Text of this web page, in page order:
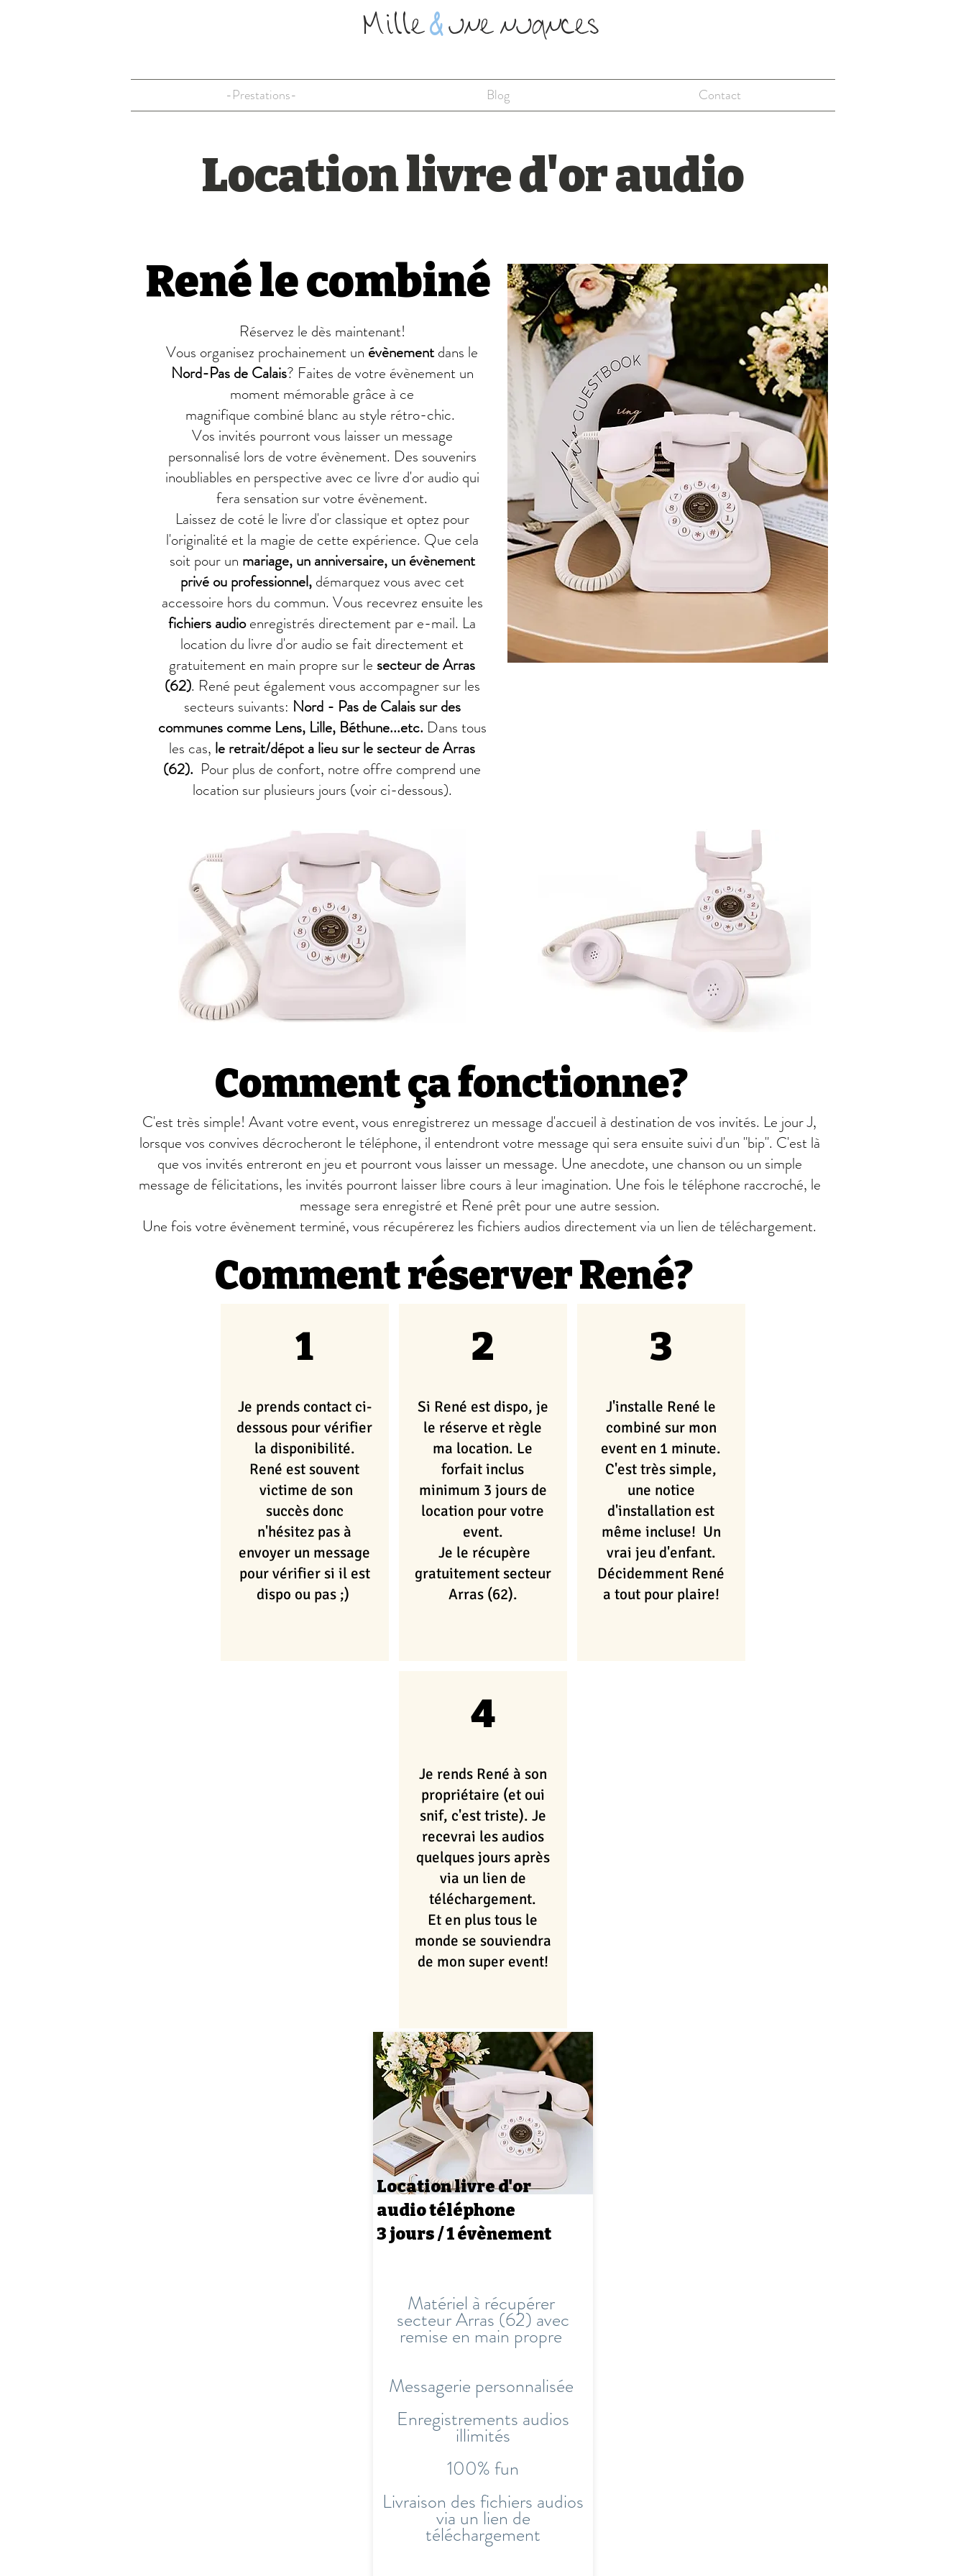
Mille&une nuances
-Prestations- Blog Contact
Location livre d'or audio
René le combiné
Réservez le dès maintenant!
Vous organisez prochainement un évènementdans le
Nord-Pas de Calais? Faites de votre évènement un
moment mémorable grâce à ce
magnifique combiné blanc au style rétro-chic.
Vos invités pourront vous laisser un message
personnalisé lors de votre évènement. Des souvenirs
inoubliables en perspective avec ce livre d'or audio qui
fera sensation sur votre évènement.
Laissez de coté le livre d'or classique et optez pour
l'originalité et la magie de cette expérience. Que cela
soit pour un mariage, un anniversaire, un évènement
privé ou professionnel,démarquez vous avec cet
accessoire hors du commun. Vous recevrez ensuite les
fichiers audioenregistrés directement par e-mail. La
location du livre d'or audio se fait directement et
gratuitement en main propre sur le secteur de Arras
(62). René peut également vous accompagner sur les
secteurs suivants: Nord - Pas de Calais sur des
communes comme Lens, Lille, Béthune...etc. Dans tous
les cas, le retrait/dépot a lieu sur le secteur de Arras
(62). Pour plus de confort, notre offre comprend une
location sur plusieurs jours (voir ci-dessous).
Comment ça fonctionne?
C'est très simple! Avant votre event, vous enregistrerez un message d'accueil à destination de vos invités. Le jour J,
lorsque vos convives décrocheront le téléphone, il entendront votre message qui sera ensuite suivi d'un "bip". C'est là
que vos invités entreront en jeu et pourront vous laisser un message. Une anecdote, une chanson ou un simple
message de félicitations, les invités pourront laisser libre cours à leur imagination. Une fois le téléphone raccroché, le
message sera enregistré et René prêt pour une autre session.
Une fois votre évènement terminé, vous récupérerez les fichiers audios directement via un lien de téléchargement.
Comment réserver René?
1
Je prends contact ci-
dessous pour vérifier
la disponibilité.
René est souvent
victime de son
succès donc
n'hésitez pas à
envoyer un message
pour vérifier si il est
dispo ou pas ;)
2
Si René est dispo, je
le réserve et règle
ma location. Le
forfait inclus
minimum 3 jours de
location pour votre
event.
Je le récupère
gratuitement secteur
Arras (62).
3
J'installe René le
combiné sur mon
event en 1 minute.
C'est très simple,
une notice
d'installation est
même incluse! Un
vrai jeu d'enfant.
Décidemment René
a tout pour plaire!
4
Je rends René à son
propriétaire (et oui
snif, c'est triste). Je
recevrai les audios
quelques jours après
via un lien de
téléchargement.
Et en plus tous le
monde se souviendra
de mon super event!
Location livre d'or
audio téléphone
3 jours / 1 évènement
Matériel à récupérer
secteur Arras (62) avec
remise en main propre
Messagerie personnalisée
Enregistrements audios
illimités
100% fun
Livraison des fichiers audios
via un lien de
téléchargement